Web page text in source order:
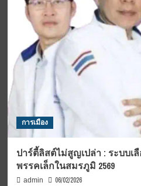
การเมือง
ปาร์ตี้ลิสต์ไม่สูญเปล่า : ระบบเ
พรรคเล็กในสมรภูมิ 2569
admin 06/02/2026